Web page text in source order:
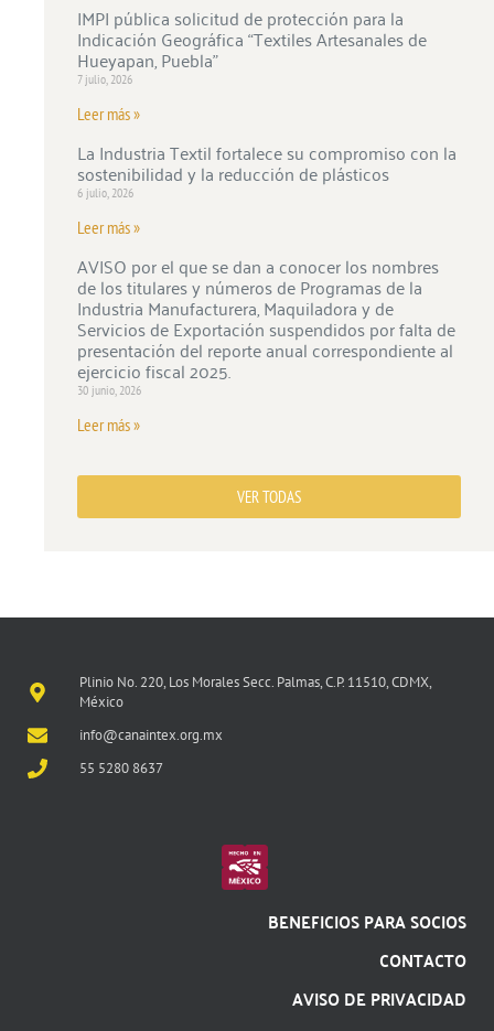
IMPI pública solicitud de protección para la
Indicación Geográfica “Textiles Artesanales de
Hueyapan, Puebla”
7 julio, 2026
Leer más »
La Industria Textil fortalece su compromiso con la
sostenibilidad y la reducción de plásticos
6 julio, 2026
Leer más »
AVISO por el que se dan a conocer los nombres
de los titulares y números de Programas de la
Industria Manufacturera, Maquiladora y de
Servicios de Exportación suspendidos por falta de
presentación del reporte anual correspondiente al
ejercicio fiscal 2025.
30 junio, 2026
Leer más »
VER TODAS
Plinio No. 220, Los Morales Secc. Palmas, C.P. 11510, CDMX,
México
info@canaintex.org.mx
55 5280 8637
BENEFICIOS PARA SOCIOS
CONTACTO
AVISO DE PRIVACIDAD